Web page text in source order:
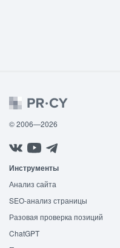
© 2006—2026
Инструменты
Анализ сайта
SEO-анализ страницы
Разовая проверка позиций
ChatGPT